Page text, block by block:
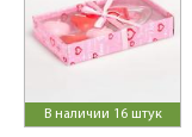
В наличии 16 штук